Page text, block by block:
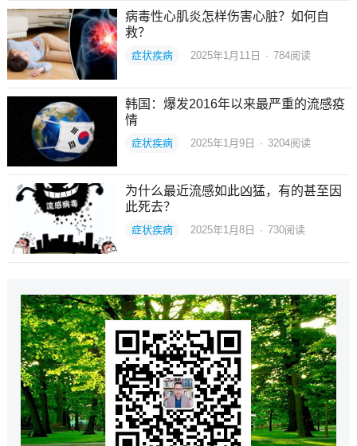
病毒性心肌炎怎样伤害心脏？如何自
救？
症状疾病 2025年1月11日 · 784阅读
韩国：爆发2016年以来最严重的流感疫
情
症状疾病 2025年1月9日 · 3204阅读
为什么最近流感如此凶猛，有的甚至因
此死去？
症状疾病 2025年1月8日 · 730阅读